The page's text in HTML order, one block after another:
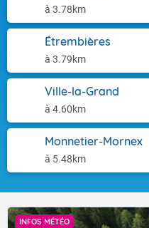
à 3.78km
Étrembières
à 3.79km
Ville-la-Grand
à 4.60km
Monnetier-Mornex
à 5.48km
INFOS MÉTÉO